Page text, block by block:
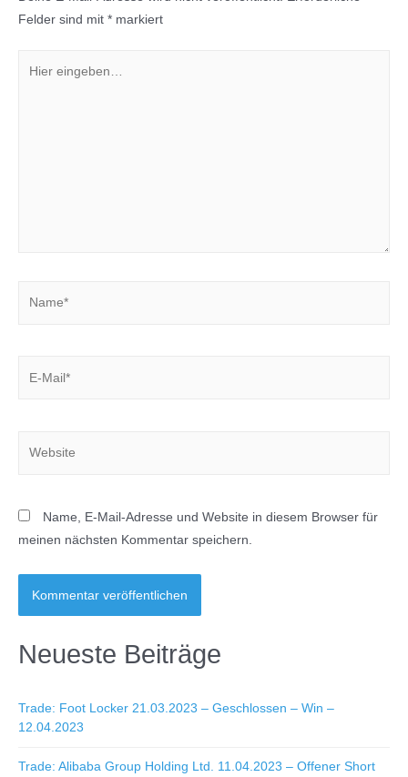
Felder sind mit * markiert
eingeben…
Name, E-Mail-Adresse und Website in diesem Browser für
meinen nächsten Kommentar speichern.
Neueste Beiträge
Trade: Foot Locker 21.03.2023 – Geschlossen – Win –
12.04.2023
Trade: Alibaba Group Holding Ltd. 11.04.2023 – Offener Short